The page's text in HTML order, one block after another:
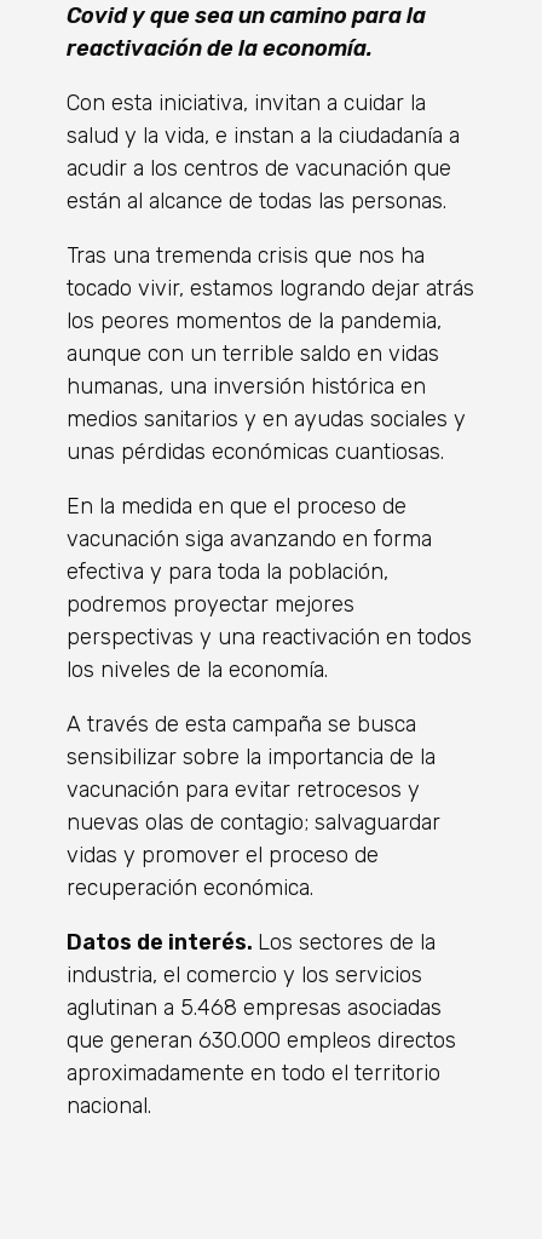
Covid y que sea un camino para la
reactivación de la economía.
Con esta iniciativa, invitan a cuidar la
salud y la vida, e instan a la ciudadanía a
acudir a los centros de vacunación que
están al alcance de todas las personas.
Tras una tremenda crisis que nos ha
tocado vivir, estamos logrando dejar atrás
los peores momentos de la pandemia,
aunque con un terrible saldo en vidas
humanas, una inversión histórica en
medios sanitarios y en ayudas sociales y
unas pérdidas económicas cuantiosas.
En la medida en que el proceso de
vacunación siga avanzando en forma
efectiva y para toda la población,
podremos proyectar mejores
perspectivas y una reactivación en todos
los niveles de la economía.
A través de esta campaña se busca
sensibilizar sobre la importancia de la
vacunación para evitar retrocesos y
nuevas olas de contagio; salvaguardar
vidas y promover el proceso de
recuperación económica.
Datos de interés. Los sectores de la
industria, el comercio y los servicios
aglutinan a 5.468 empresas asociadas
que generan 630.000 empleos directos
aproximadamente en todo el territorio
nacional.